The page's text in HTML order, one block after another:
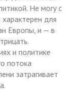
Не могу с
для
Европы, и — в
и политике
потока
затрагивает